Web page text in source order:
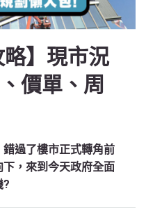
略】現市況
價單、周
過了樓市正式轉角前
，來到今天政府全面
?